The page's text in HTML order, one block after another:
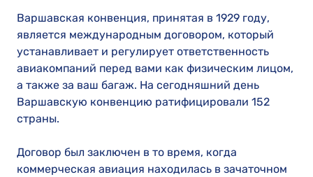
Варшавская конвенция, принятая в 1929 году,
является международным договором, который
устанавливает и регулирует ответственность
авиакомпаний перед вами как физическим лицом,
а также за ваш багаж. На сегодняшний день
Варшавскую конвенцию ратифицировали 152
страны.
Договор был заключен в то время, когда
коммерческая авиация находилась в зачаточном